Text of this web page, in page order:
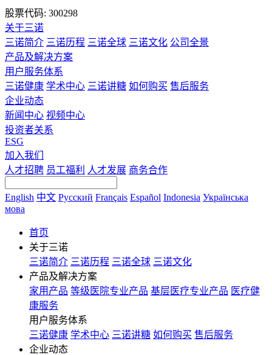
股票代码: 300298
关于三诺
三诺简介 三诺历程 三诺全球 三诺文化 公司全景
产品及解决方案
用户服务体系
三诺健康 学术中心 三诺讲糖 如何购买 售后服务
企业动态
新闻中心 视频中心
投资者关系
ESG
加入我们
人才招聘 员工福利 人才发展 商务合作
English 中文 Русский Français Español Indonesia Українська
мова
首页
关于三诺
三诺简介 三诺历程 三诺全球 三诺文化
产品及解决方案
家用产品 等级医院专业产品 基层医疗专业产品 医疗健
康服务
用户服务体系
三诺健康 学术中心 三诺讲糖 如何购买 售后服务
企业动态